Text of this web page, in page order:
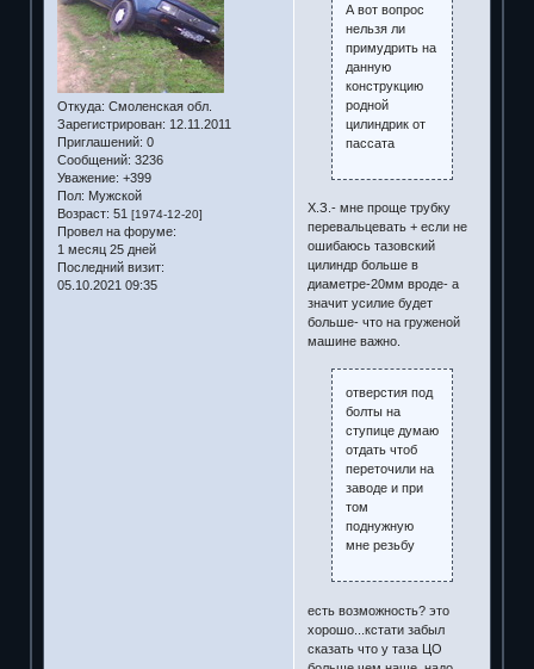
Откуда: Смоленская обл.
Зарегистрирован: 12.11.2011
Приглашений: 0
Сообщений: 3236
Уважение: +399
Пол: Мужской
Возраст: 51 [1974-12-20]
Провел на форуме:
1 месяц 25 дней
Последний визит:
05.10.2021 09:35
А вот вопрос
нельзя ли
примудрить на
данную
конструкцию
родной
цилиндрик от
пассата
Х.З.- мне проще трубку
перевальцевать + если не
ошибаюсь тазовский
цилиндр больше в
диаметре-20мм вроде- а
значит усилие будет
больше- что на груженой
машине важно.
отверстия под
болты на
ступице думаю
отдать чтоб
переточили на
заводе и при
том
поднужную
мне резьбу
есть возможность? это
хорошо...кстати забыл
сказать что у таза ЦО